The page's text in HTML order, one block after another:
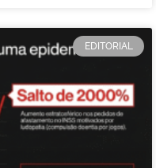
EDITORIAL